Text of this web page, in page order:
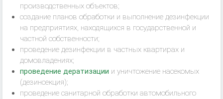
производственных объектов;
создание планов обработки и выполнение дезинфекции
на предприятиях, находящихся в государственной и
частной собственности;
проведение дезинфекции в частных квартирах и
домовладениях;
проведение дератизации и уничтожение насекомых
(дезинсекция);
проведение санитарной обработки автомобильного